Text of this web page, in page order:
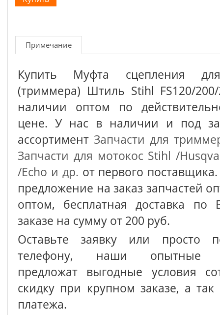
Примечание
Купить Муфта сцепления
(триммера) Штиль Stihl FS120/
наличии оптом по
цене. У нас в наличии и под
ассортимент Запчасти для
Запчасти для мотокос Stihl /
/Echo и др. от первого
предложение на заказ запчастей
оптом, бесплатная доставка по
заказе на сумму от 200 руб.
Оставьте заявку или просто
телефону, наши опытные
предложат выгодные условия
скидку при крупном заказе, а так
платежа.